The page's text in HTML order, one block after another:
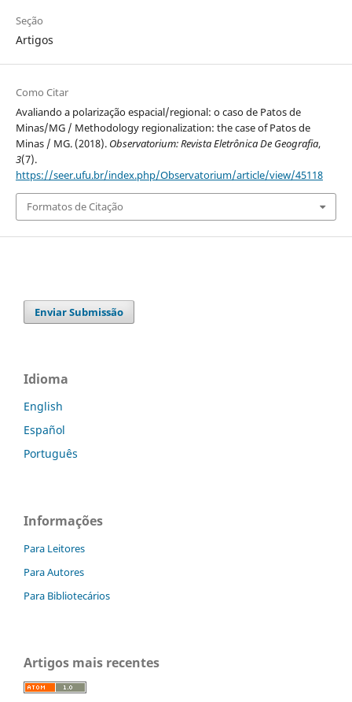
Seção
Artigos
Como Citar
Avaliando a polarização espacial/regional: o caso de Patos de
Minas/MG / Methodology regionalization: the case of Patos de
Minas / MG. (2018). Observatorium: Revista Eletrônica De Geografia,
3(7).
https://seer.ufu.br/index.php/Observatorium/article/view/45118
Formatos de Citação
Enviar Submissão
Idioma
English
Español
Português
Informações
Para Leitores
Para Autores
Para Bibliotecários
Artigos mais recentes